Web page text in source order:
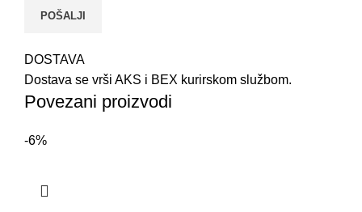
DOSTAVA
Dostava se vrši AKS i BEX kurirskom službom.
Povezani proizvodi
-6%